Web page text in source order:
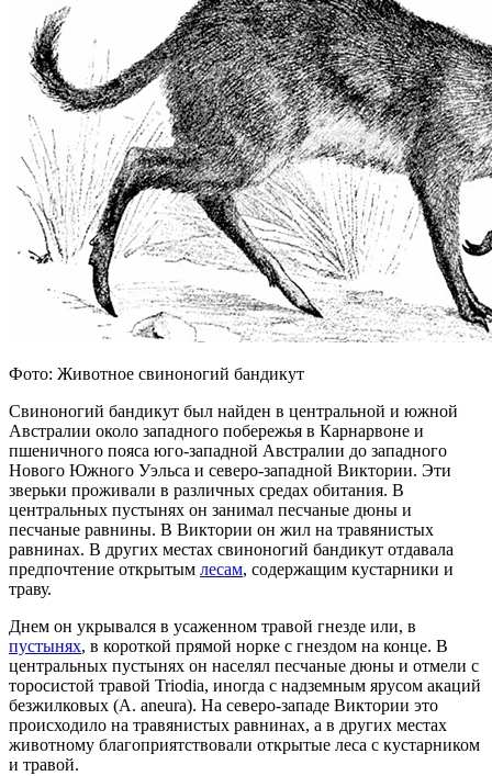
Фото: Животное свиноногий бандикут
Свиноногий бандикут был найден в центральной и южной
Австралии около западного побережья в Карнарвоне и
пшеничного пояса юго-западной Австралии до западного
Нового Южного Уэльса и северо-западной Виктории. Эти
зверьки проживали в различных средах обитания. В
центральных пустынях он занимал песчаные дюны и
песчаные равнины. В Виктории он жил на травянистых
равнинах. В других местах свиноногий бандикут отдавала
предпочтение открытым лесам, содержащим кустарники и
траву.
Днем он укрывался в усаженном травой гнезде или, в
пустынях, в короткой прямой норке с гнездом на конце. В
центральных пустынях он населял песчаные дюны и отмели с
торосистой травой Triodia, иногда с надземным ярусом акаций
безжилковых (A. aneura). На северо-западе Виктории это
происходило на травянистых равнинах, а в других местах
животному благоприятствовали открытые леса с кустарником
и травой.